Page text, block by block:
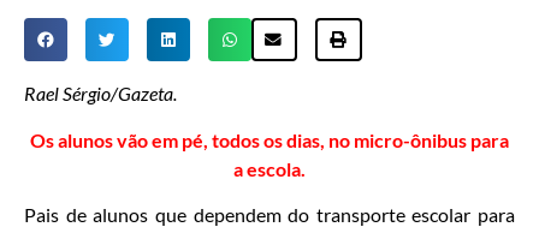
Rael Sérgio/Gazeta.
Os alunos vão em pé, todos os dias, no micro-ônibus para
a escola.
Pais de alunos que dependem do transporte escolar para